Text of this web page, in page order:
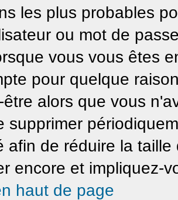
les plus probables
ou mot de
vous vous êtes
pour quelque
alors que vous
supprimer
afin de réduire la
encore et impliquez-
haut de page